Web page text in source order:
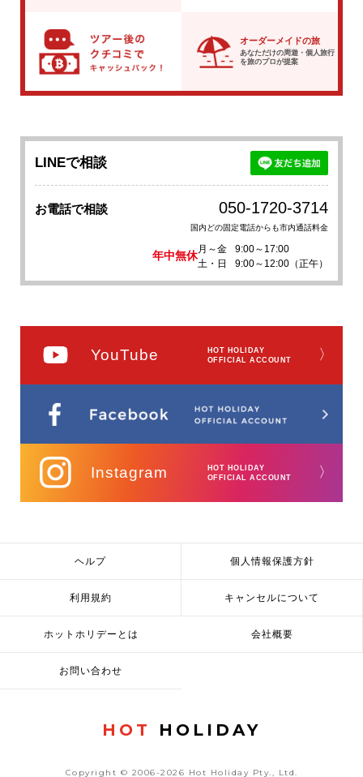
オーダーメイドの旅
あなただけの周遊・個人旅行
を旅のプロが提案
LINEで相談
お電話で相談 050-1720-3714
国内どの固定電話からも市内通話料金
年中無休
月～金
9:00～17:00
土・日
9:00～12:00（正午）
YouTube
HOT HOLIDAY
OFFICIAL ACCOUNT
〉
Instagram
HOT HOLIDAY
OFFICIAL ACCOUNT
〉
ヘルプ 個人情報保護方針
利用規約 キャンセルについて
ホットホリデーとは 会社概要
お問い合わせ
HOT HOLIDAY
Copyright © 2006-2026 Hot Holiday Pty., Ltd.